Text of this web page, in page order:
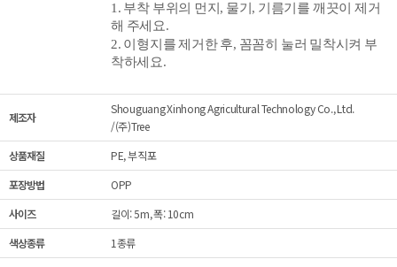
1. 부착 부위의 먼지, 물기, 기름기를 깨끗이 제거
해 주세요.
2. 이형지를 제거 한 후, 꼼꼼히 눌러 밀착시켜 부
착하세요.
제조자
Shouguang Xinhong Agricultural Technology Co., Ltd.
/(주)Tree
상품재질
PE, 부직포
포장방법
OPP
사이즈
길이: 5m, 폭: 10cm
색상종류
1종류